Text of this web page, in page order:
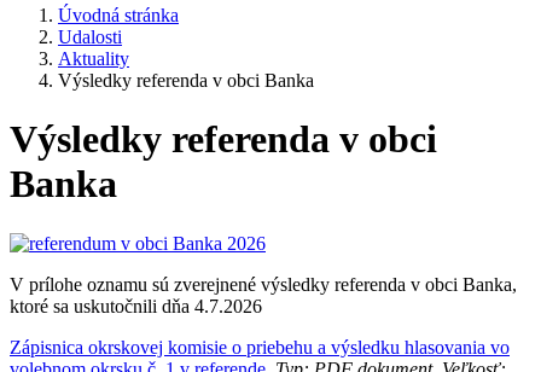
Úvodná stránka
Udalosti
Aktuality
Výsledky referenda v obci Banka
Výsledky referenda v obci
Banka
V prílohe oznamu sú zverejnené výsledky referenda v obci Banka,
ktoré sa uskutočnili dňa 4.7.2026
Zápisnica okrskovej komisie o priebehu a výsledku hlasovania vo